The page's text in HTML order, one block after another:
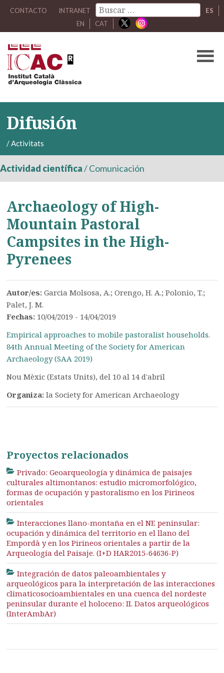
CONTACTO INTRANET
ES
EN
CAT
Difusión
/Activitats
Actividad científica/Comunicación
Archaeology of High-
Mountain Pastoral
Campsites in the High-
Pyrenees
Autor/es:Garcia Molsosa, A.; Orengo, H. A.; Polonio, T.;
Palet, J. M.
Fechas: 10/04/2019 - 14/04/2019
Empirical approaches to mobile pastoralist households.
84th Annual Meeting of the Society for American
Archaeology (SAA 2019)
Nou Mèxic (Estats Units), del 10 al 14 d'abril
Organiza:la Society for American Archaeology
Proyectos relacionados
Privado: Geoarqueología y dinámica de paisajes
culturales altimontanos: estudio micromorfológico,
formas de ocupación y pastoralismo en los Pirineos
orientales
Interacciones llano-montaña en el NE peninsular:
ocupación y dinámica del territorio en el llano del
Empordà y en los Pirineos orientales a partir de la
Arqueología del Paisaje. (I+D HAR2015-64636-P)
Integración de datos paleoambientales y
arqueológicos para la interpretación de las interacciones
climaticosocioambientales en una cuenca del nordeste
peninsular durante el holoceno: II. Datos arqueológicos
(InterAmbAr)